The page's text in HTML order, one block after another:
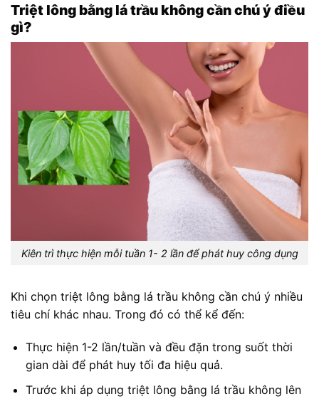
Triệt lông bằng lá trầu không cần chú ý điều
gì?
Kiên trì thực hiện mỗi tuần 1- 2 lần để phát huy công dụng
Khi chọn triệt lông bằng lá trầu không cần chú ý nhiều
tiêu chí khác nhau. Trong đó có thể kể đến:
Thực hiện 1-2 lần/tuần và đều đặn trong suốt thời
gian dài để phát huy tối đa hiệu quả.
Trước khi áp dụng triệt lông bằng lá trầu không lên